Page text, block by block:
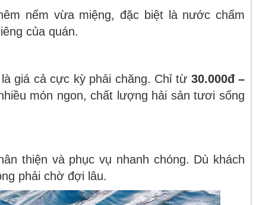
nếm vừa miệng, đặc biệt là nước chấm
của quán.
giá cả cực kỳ phải chăng. Chỉ từ 30.000đ –
món ngon, chất lượng hải sản tươi sống
thiện và phục vụ nhanh chóng. Dù khách
phải chờ đợi lâu.